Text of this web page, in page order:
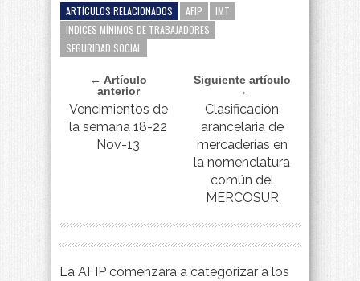
ARTÍCULOS RELACIONADOS AFIP
IMT
INDICES MÍNIMOS DE TRABAJADORES
SEGURIDAD SOCIAL
← Artículo
anterior
Vencimientos de
la semana 18-22
Nov-13
Siguiente artículo
→
Clasificación
arancelaria de
mercaderías en
la nomenclatura
común del
MERCOSUR
La AFIP comenzara a categorizar a los